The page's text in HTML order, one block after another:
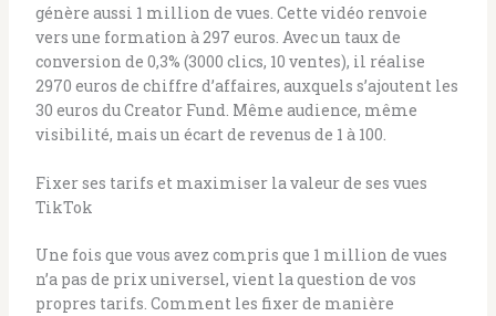
génère aussi 1 million de vues. Cette vidéo renvoie
vers une formation à 297 euros. Avec un taux de
conversion de 0,3% (3000 clics, 10 ventes), il réalise
2970 euros de chiffre d’affaires, auxquels s’ajoutent les
30 euros du Creator Fund. Même audience, même
visibilité, mais un écart de revenus de 1 à 100.
Fixer ses tarifs et maximiser la valeur de ses vues
TikTok
Une fois que vous avez compris que 1 million de vues
n’a pas de prix universel, vient la question de vos
propres tarifs. Comment les fixer de manière